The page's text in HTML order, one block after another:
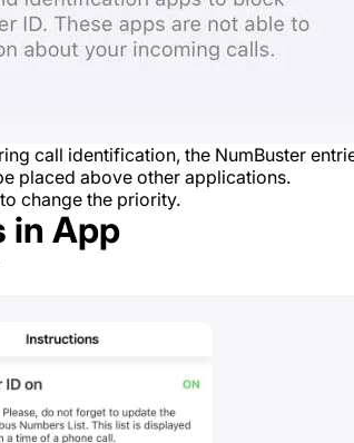
call identification, the NumBuster
placed above other applications.
change the priority.
in App